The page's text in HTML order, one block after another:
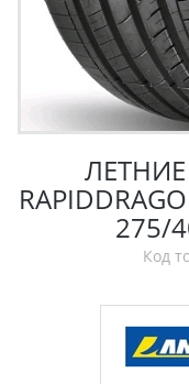
275/
Код